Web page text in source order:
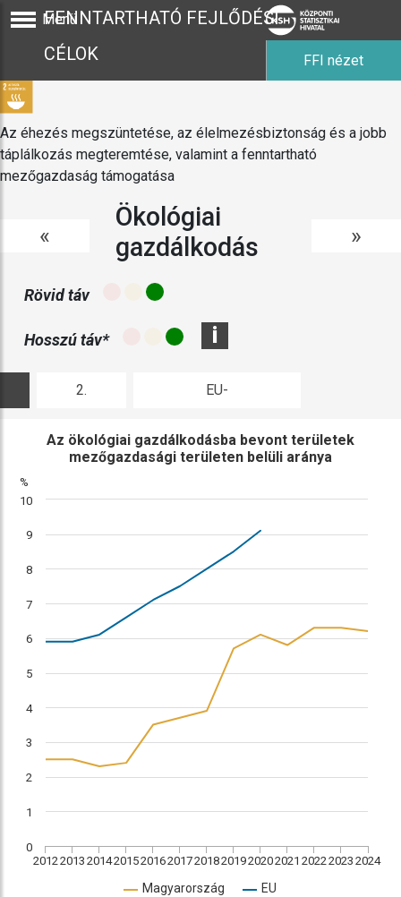
Menü
FENNTARTHATÓ FEJLŐDÉSI
CÉLOK
FFI nézet
Az éhezés megszüntetése, az élelmezésbiztonság és a jobb
táplálkozás megteremtése, valamint a fenntartható
mezőgazdaság támogatása
«
Ökológiai
gazdálkodás
»
Rövid táv
Hosszú táv* i
2. EU-
%
Az ökológiai gazdálkodásba bevont területek
mezőgazdasági területen belüli aránya
20122013 20142015201620172018201920202021 20222023 2024
0
1
2
3
4
5
6
7
8
9
10
Magyarország EU